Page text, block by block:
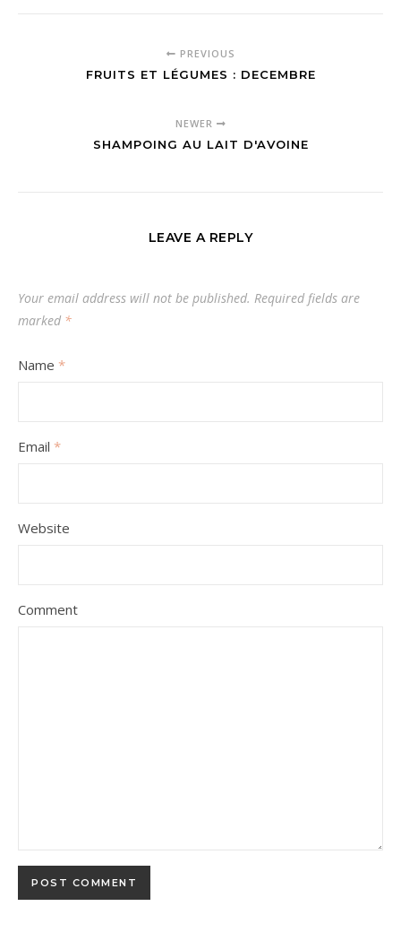
PREVIOUS
FRUITS ET LÉGUMES : DECEMBRE
NEWER
SHAMPOING AU LAIT D'AVOINE
LEAVE A REPLY
Your email address will not be published. Required fields are
marked *
Name *
Email *
Website
Comment